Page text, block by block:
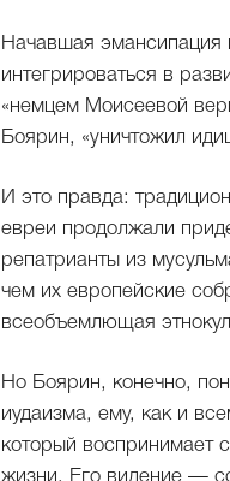
Начавшая эмансипация
интегрироваться в
«немцем Моисеевой
Боярин, «уничтожил
И это правда:
евреи продолжали
репатрианты из
чем их европейские
всеобъемлющая
Но Боярин, конечно,
иудаизма, ему, как и
который воспринимает
жизни. Его видение —